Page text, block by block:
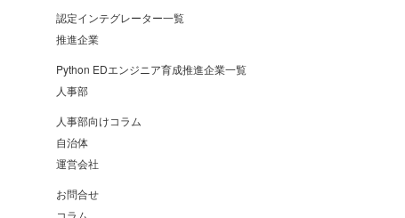
認定インテグレーター一覧
推進企業
Python EDエンジニア育成推進企業一覧
人事部
人事部向けコラム
自治体
運営会社
お問合せ
コラム